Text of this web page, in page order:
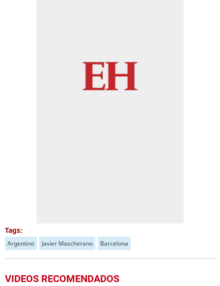
Tags:
Argentino Javier Mascherano Barcelona
VIDEOS RECOMENDADOS